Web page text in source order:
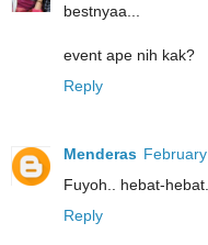
bestnyaa...
event ape nih kak?
Reply
Menderas
Fuyoh.. hebat-
Reply